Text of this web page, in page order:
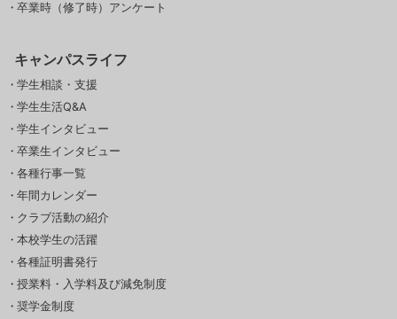
卒業時（修了時）アンケート
キャンパスライフ
学生相談・支援
学生生活Q&A
学生インタビュー
卒業生インタビュー
各種行事一覧
年間カレンダー
クラブ活動の紹介
本校学生の活躍
各種証明書発行
授業料・入学料及び減免制度
奨学金制度